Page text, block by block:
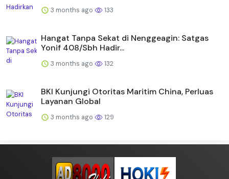
3 months ago 133
Hangat Tanpa Sekat di Nenggeagin: Satgas
Yonif 408/Sbh Hadir...
3 months ago 132
BKI Kunjungi Otoritas Maritim China, Perluas
Layanan Global
3 months ago 129